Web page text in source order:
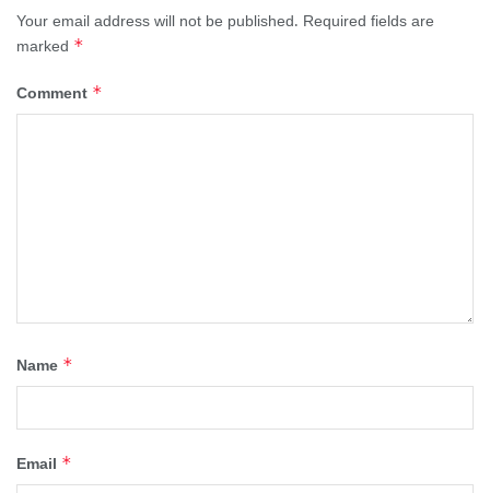
Your email address will not be published. Required fields are
marked *
Comment *
Name *
Email *